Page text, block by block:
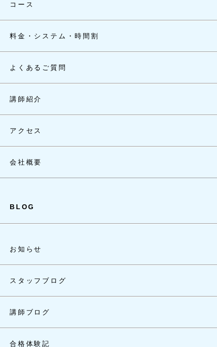
コース
料金・システム・時間割
よくあるご質問
講師紹介
アクセス
会社概要
BLOG
お知らせ
スタッフブログ
講師ブログ
合格体験記